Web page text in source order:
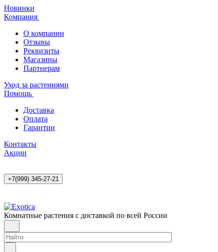
Новинки
Компания
О компании
Отзывы
Реквизиты
Магазины
Партнерам
Уход за растениями
Помощь
Доставка
Оплата
Гарантии
Контакты
Акции
+7(999) 345-27-21
Комнатные растения с доставкой по всей России